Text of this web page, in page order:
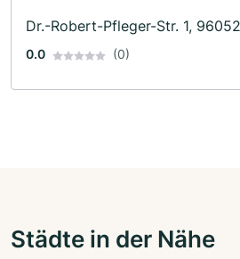
Dr.-Robert-Pfleger-Str. 1,
0.0 (0)
Städte in der Nähe